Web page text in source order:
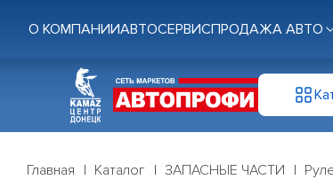
О КОМПАНИИАВТОСЕРВИСПРОДАЖА АВТО
Главная Каталог ЗАПАСНЫЕ ЧАСТИ